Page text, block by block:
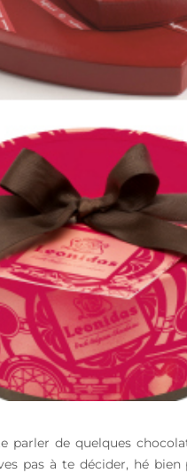
parler de quelques
pas à te décider, hé